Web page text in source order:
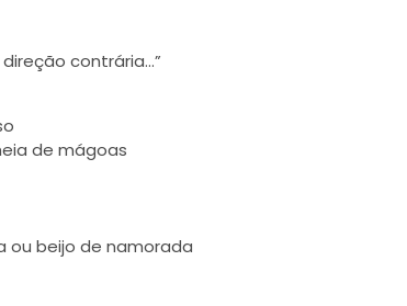
contrária…”
de mágoas
ou beijo de namorada